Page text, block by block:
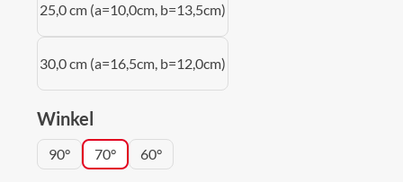
25,0 cm (a=10,0cm, b=13,5cm)
30,0 cm (a=16,5cm, b=12,0cm)
Winkel
90° 70° 60°